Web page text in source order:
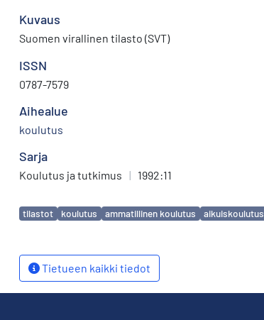
Kuvaus
Suomen virallinen tilasto (SVT)
ISSN
0787-7579
Aihealue
koulutus
Sarja
Koulutus ja tutkimus | 1992:11
Avainsanat
tilastot koulutus ammatillinen koulutus aikuiskoulutus
Tietueen kaikki tiedot